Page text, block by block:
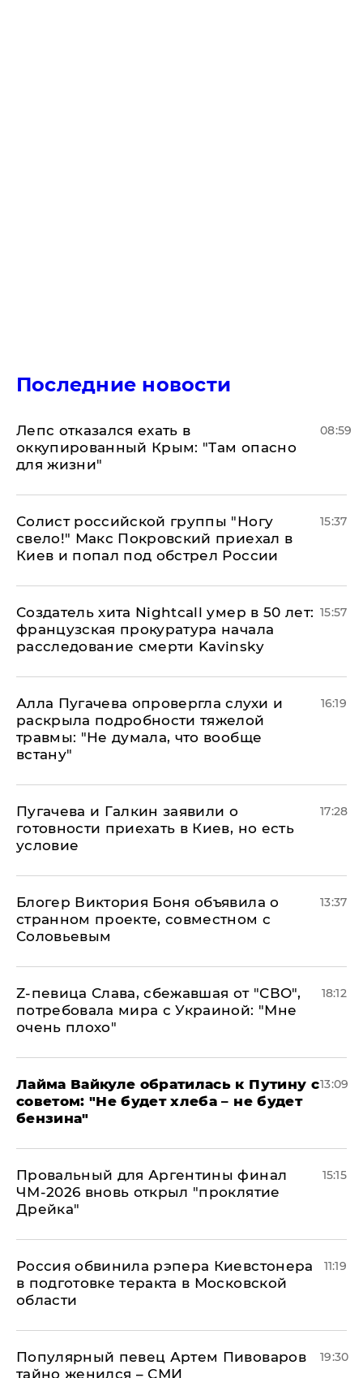
Последние новости
Лепс отказался ехать в
оккупированный Крым: "Там опасно
для жизни"
08:59
Солист российской группы "Ногу
свело!" Макс Покровский приехал в
Киев и попал под обстрел России
15:37
Создатель хита Nightcall умер в 50 лет:
французская прокуратура начала
расследование смерти Kavinsky
15:57
Алла Пугачева опровергла слухи и
раскрыла подробности тяжелой
травмы: "Не думала, что вообще
встану"
16:19
Пугачева и Галкин заявили о
готовности приехать в Киев, но есть
условие
17:28
Блогер Виктория Боня объявила о
странном проекте, совместном с
Соловьевым
13:37
Z-певица Слава, сбежавшая от "СВО",
потребовала мира с Украиной: "Мне
очень плохо"
18:12
Лайма Вайкуле обратилась к Путину с
советом: "Не будет хлеба – не будет
бензина"
13:09
Провальный для Аргентины финал
ЧМ-2026 вновь открыл "проклятие
Дрейка"
15:15
Россия обвинила рэпера Киевстонера
в подготовке теракта в Московской
области
11:19
Популярный певец Артем Пивоваров
тайно женился – СМИ
19:30